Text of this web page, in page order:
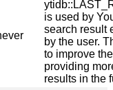
is used by
search result
by the user.
to improve
providing
results in the